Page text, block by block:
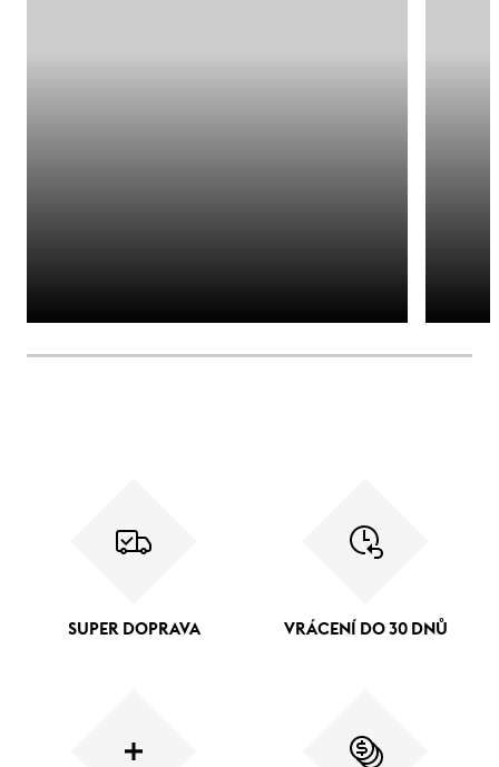
SUPER DOPRAVA VRÁCENÍ DO 30 DNŮ